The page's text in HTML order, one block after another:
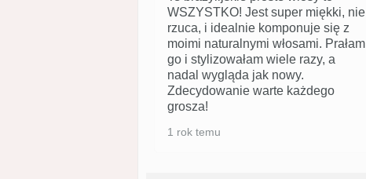
WSZYSTKO! Jest super miękki, nie
rzuca, i idealnie komponuje się z
moimi naturalnymi włosami. Prałam
go i stylizowałam wiele razy, a
nadal wygląda jak nowy.
Zdecydowanie warte każdego
grosza!
1 rok temu